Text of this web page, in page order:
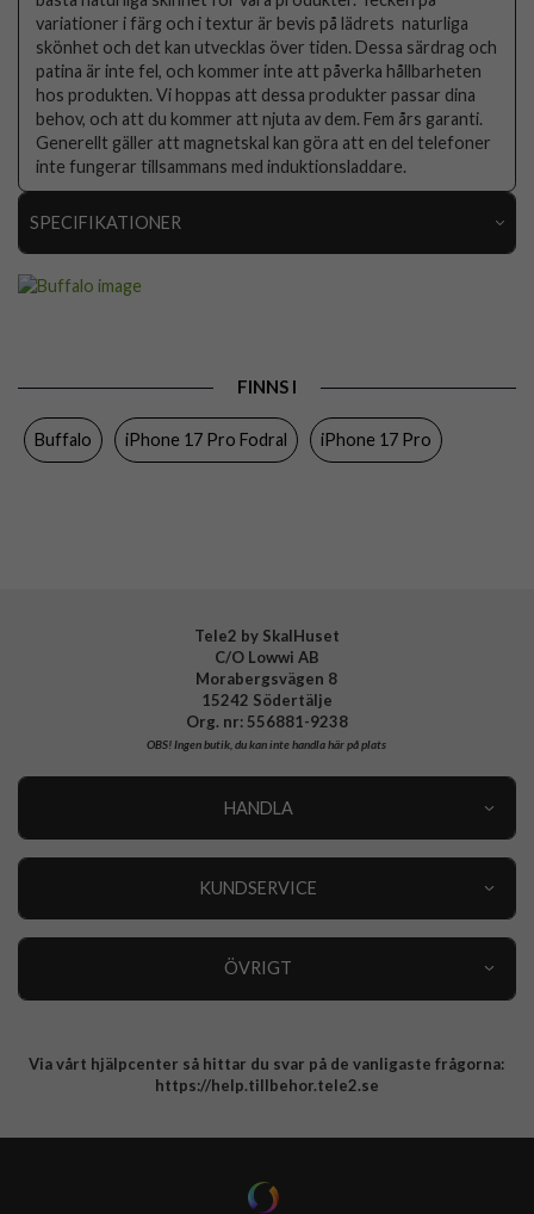
variationer i färg och i textur är bevis på lädrets naturliga
skönhet och det kan utvecklas över tiden. Dessa särdrag och
patina är inte fel, och kommer inte att påverka hållbarheten
hos produkten. Vi hoppas att dessa produkter passar dina
behov, och att du kommer att njuta av dem. Fem års garanti.
Generellt gäller att magnetskal kan göra att en del telefoner
inte fungerar tillsammans med induktionsladdare.
SPECIFIKATIONER
Färg
FINNS I
Buffalo iPhone 17 Pro Fodral iPhone 17 Pro
Tele2 by SkalHuset
C/O Lowwi AB
Morabergsvägen 8
15242 Södertälje
Org. nr: 556881-9238
OBS!Ingen butik, du kan inte handla här på plats
HANDLA
KUNDSERVICE
ÖVRIGT
Integritetspolicy
Via vårt hjälpcenter så hittar du svar på de vanligaste frågorna:
https://help.tillbehor.tele2.se